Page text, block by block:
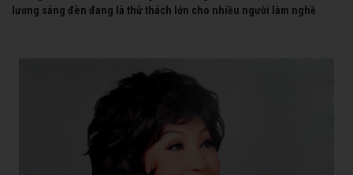
lương sáng đèn đang là thử thách lớn cho nhiều người làm nghề